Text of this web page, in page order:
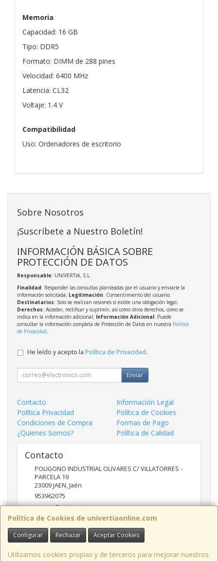
Memoria
Capacidad: 16 GB
Tipo: DDR5
Formato: DIMM de 288 pines
Velocidad: 6400 MHz
Latencia: CL32
Voltaje: 1.4 V
Compatibilidad
Uso: Ordenadores de escritorio
Política de Cookies de univertiaonline.com
Configurar Rechazar Aceptar Cookies
Utilizamos cookies propias y de terceros para mejorar nuestros
Sobre Nosotros
¡Suscríbete a Nuestro Boletín!
INFORMACIÓN BÁSICA SOBRE
PROTECCIÓN DE DATOS
Responsable: UNIVERTIA, S.L.
Finalidad: Responder las consultas planteadas por el usuario y enviarle la
información solicitada; Legitimación: Consentimiento del usuario;
Destinatarios: Solo se realizan cesiones si existe una obligación legal;
Derechos: Acceder, rectificar y suprimir, así como otros derechos, como se
indica en la información adicional; Información Adicional: Puede
consultar la información completa de Protección de Datos en nuestra Política
de Privacidad
He leído y acepto la Política de Privacidad.
Enviar
Contacto
Información Legal
Política Privacidad
Política de Cookies
Condiciones de Compra
Formas de Pago
¿Quienes Somos?
Política de Calidad
Contacto
POLIGONO INDUSTRIAL OLIVARES C/ VILLATORRES -
PARCELA 19
23009JAEN,Jaén
953962075
ventas@univertia.es
Horario
09:30 -14:00 Y 16:30- 20:00 HORAS